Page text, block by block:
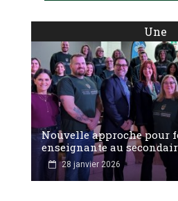
Une
Nouvelle approche pour
enseignante au
28 janvier 2026